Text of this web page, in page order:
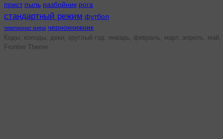
прист пыль разбойник рога
стандартный режим футбол
чемпионат мира чернокнижник
Коды, колоды, деки, круглый год: январь, февраль, март, апрель,
Frontier Theme